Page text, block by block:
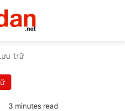
trữ
3 minutes read